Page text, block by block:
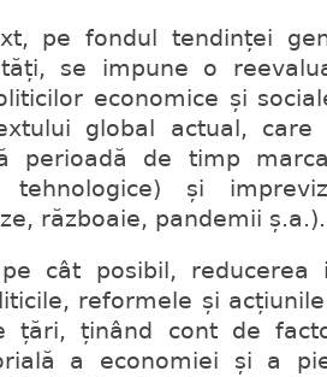
pe fondul tendinței
se impune o
economice și
global actual,
perioadă de timp
tehnologice) și
războaie, pandemii ș.a.).
cât posibil, reducerea
reformele și
țări, ținând cont de
a economiei și a